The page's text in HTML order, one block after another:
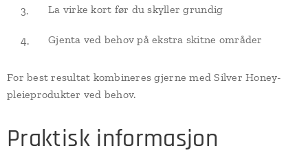
La virke kort før du skyller grundig
Gjenta ved behov på ekstra skitne områder
For best resultat kombineres gjerne med Silver Honey-
pleieprodukter ved behov.
Praktisk informasjon